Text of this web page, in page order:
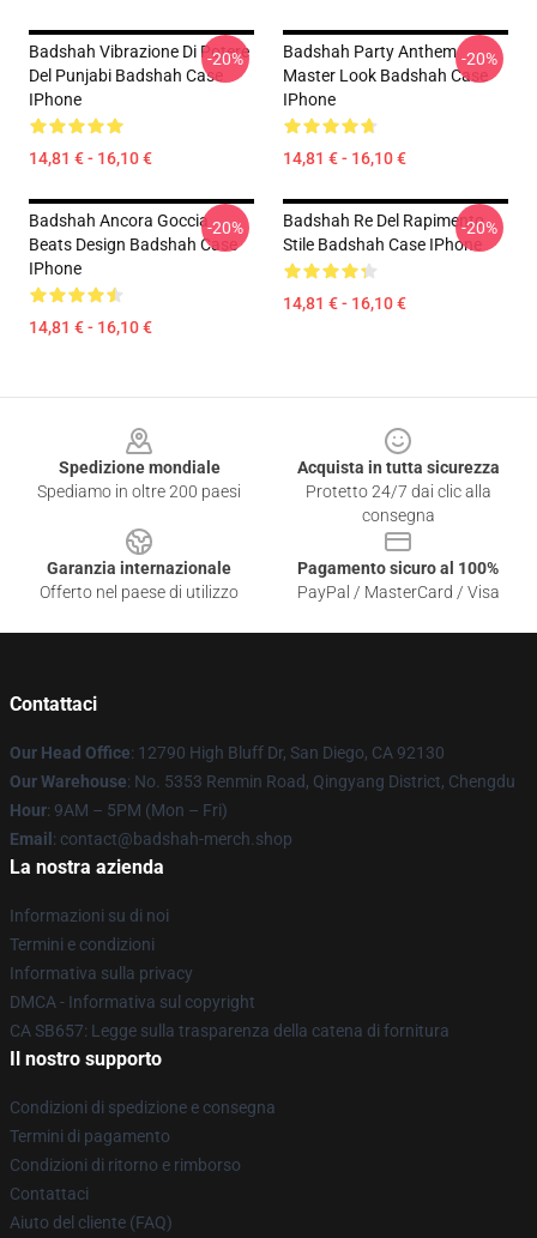
Badshah Vibrazione Di Potere
Del Punjabi Badshah Case
IPhone
14,81 € - 16,10 €
-20%
Badshah Party Anthem
Master Look Badshah Case
IPhone
14,81 € - 16,10 €
-20%
Badshah Ancora Goccia
Beats Design Badshah Case
IPhone
14,81 € - 16,10 €
-20%
Badshah Re Del Rapimento
Stile Badshah Case IPhone
14,81 € - 16,10 €
-20%
Spedizione mondiale
Spediamo in oltre 200 paesi
Acquista in tutta sicurezza
Protetto 24/7 dai clic alla
consegna
Garanzia internazionale
Offerto nel paese di utilizzo
Pagamento sicuro al 100%
PayPal / MasterCard / Visa
Contattaci
Our Head Office: 12790 High Bluff Dr, San Diego, CA 92130
Our Warehouse: No. 5353 Renmin Road, Qingyang District, Chengdu
Hour: 9AM – 5PM (Mon – Fri)
Email : contact@badshah-merch.shop
La nostra azienda
Informazioni su di noi
Termini e condizioni
Informativa sulla privacy
DMCA - Informativa sul copyright
CA SB657: Legge sulla trasparenza della catena di fornitura
Il nostro supporto
Condizioni di spedizione e consegna
Termini di pagamento
Condizioni di ritorno e rimborso
Contattaci
Aiuto del cliente (FAQ)